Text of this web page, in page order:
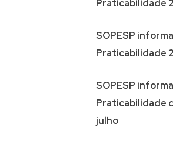
Praticabilidade
SOPESP
Praticabilidade
SOPESP
Praticabilidade
julho